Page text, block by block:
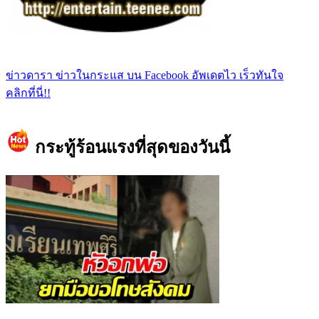
ข่าวดารา ข่าวในกระแส บน Facebook อัพเดตไว เร็วทันใจ
คลิกที่นี่!!
กระทู้ร้อนแรงที่สุดของวันนี้